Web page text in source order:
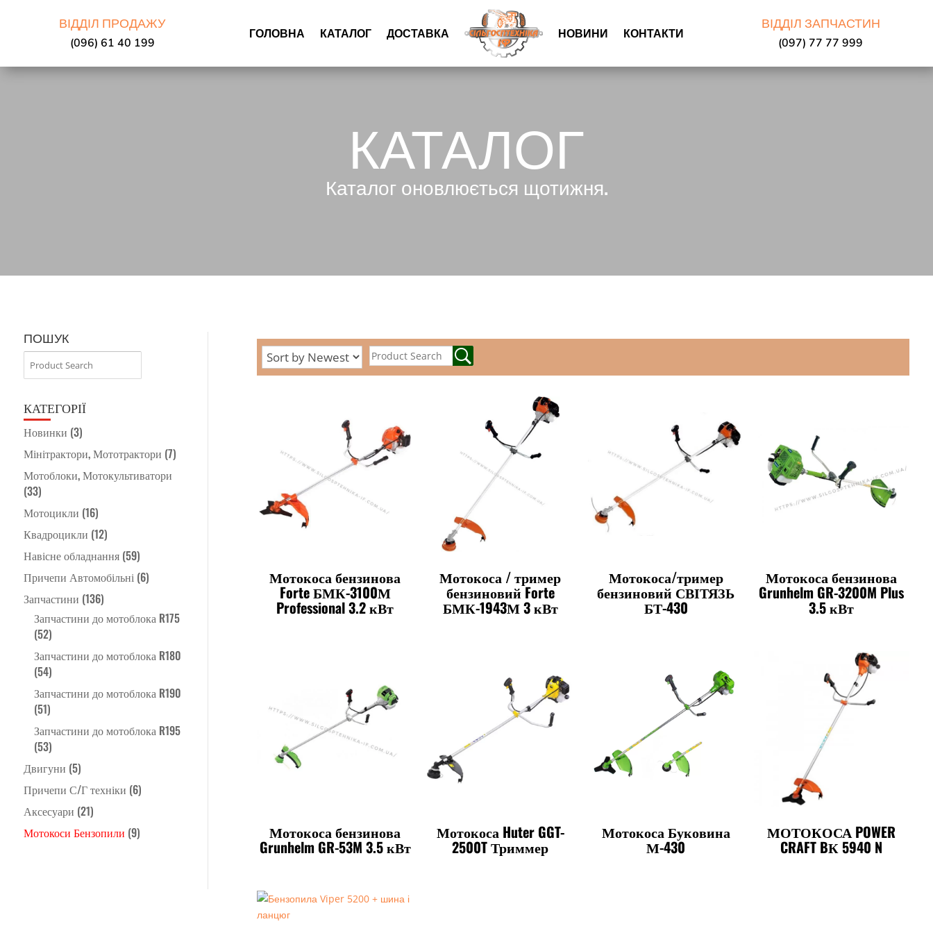
ВІДДІЛ ПРОДАЖУ
(096) 61 40 199
ГОЛОВНА КАТАЛОГ ДОСТАВКА НОВИНИ КОНТАКТИ
ВІДДІЛ ЗАПЧАСТИН
(097) 77 77 999
КАТАЛОГ
Каталог оновлюється щотижня.
ПОШУК
КАТЕГОРІЇ
Новинки (3)
Мінітрактори, Мототрактори (7)
Мотоблоки, Мотокультиватори
(33)
Мотоцикли (16)
Квадроцикли (12)
Навісне обладнання(59)
Причепи Автомобільні (6)
Запчастини (136)
Запчастини до мотоблока R175
(52)
Запчастини до мотоблока R180
(54)
Запчастини до мотоблока R190
(51)
Запчастини до мотоблока R195
(53)
Двигуни (5)
Причепи С/Г техніки (6)
Аксесуари (21)
Мотокоси Бензопили (9)
Мотокоса бензинова
Forte БМК-3100М
Professional 3.2 кВт
Мотокоса / тример
бензиновий Forte
БМК-1943М 3 кВт
Мотокоса/тример
бензиновий СВІТЯЗЬ
БТ-430
Мотокоса бензинова
Grunhelm GR-3200M Plus
3.5 кВт
Мотокоса бензинова
Grunhelm GR-53M 3.5 кВт
Мотокоса Huter GGT-
2500T Триммер
Мотокоса Буковина
М-430
МОТОКОСА POWER
CRAFT BК 5940 N